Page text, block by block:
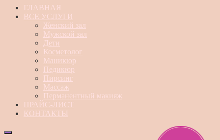
ГЛАВНАЯ
ВСЕ УСЛУГИ
Женский зал
Мужской зал
Дети
Косметолог
Маникюр
Педикюр
Пирсинг
Массаж
Перманентный макияж
ПРАЙС-ЛИСТ
КОНТАКТЫ